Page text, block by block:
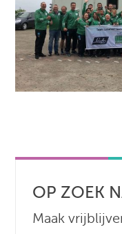
OP ZOEK
Maak